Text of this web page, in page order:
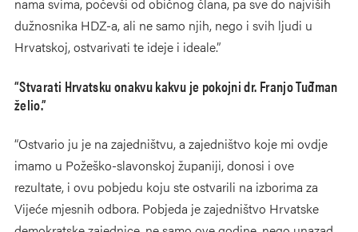
dužnosnika HDZ-a, ali ne samo njih, nego i svih ljudi u
Hrvatskoj, ostvarivati te ideje i ideale.”
“Stvarati Hrvatsku onakvu kakvu je pokojni dr. Franjo Tuđman
želio.”
“Ostvario ju je na zajedništvu, a zajedništvo koje mi ovdje
imamo u Požeško-slavonskoj županiji, donosi i ove
rezultate, i ovu pobjedu koju ste ostvarili na izborima za
Vijeće mjesnih odbora. Pobjeda je zajedništvo Hrvatske